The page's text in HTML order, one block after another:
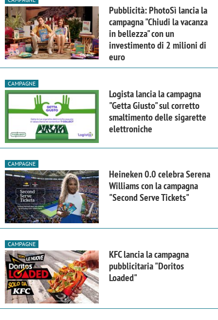
Pubblicità: PhotoSì lancia la
campagna "Chiudi la vacanza
in bellezza" con un
investimento di 2 milioni di
euro
CAMPAGNE
Logista lancia la campagna
"Getta Giusto" sul corretto
smaltimento delle sigarette
elettroniche
CAMPAGNE
Heineken 0.0 celebra Serena
Williams con la campagna
"Second Serve Tickets"
CAMPAGNE
KFC lancia la campagna
pubblicitaria "Doritos
Loaded"